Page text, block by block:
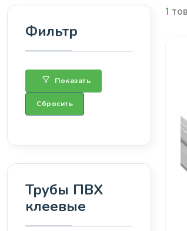
Фильтр
Показать
Сбросить
Трубы ПВХ
клеевые
1